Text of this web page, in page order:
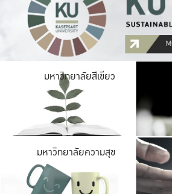
มหาวิทยาลัยสีเขียว
มหาวิทยาลัยความสุข